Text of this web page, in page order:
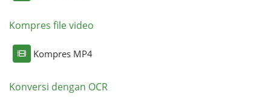
Kompres file video
Kompres MP4
Konversi dengan OCR